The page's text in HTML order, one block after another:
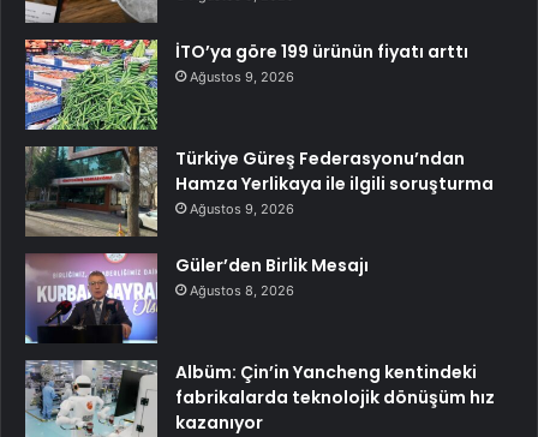
İTO’ya göre 199 ürünün fiyatı arttı
Ağustos 9, 2026
Türkiye Güreş Federasyonu’ndan
Hamza Yerlikaya ile ilgili soruşturma
Ağustos 9, 2026
Güler’den Birlik Mesajı
Ağustos 8, 2026
Albüm: Çin’in Yancheng kentindeki
fabrikalarda teknolojik dönüşüm hız
kazanıyor